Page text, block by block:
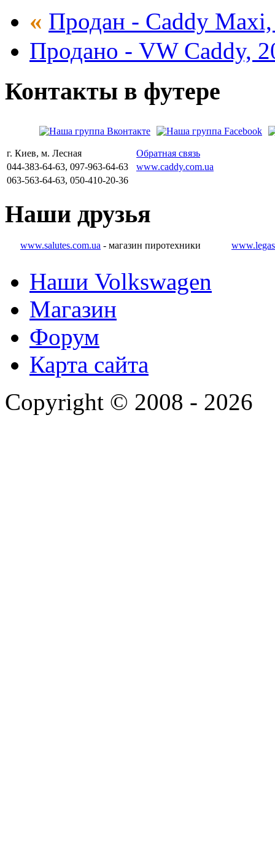
« Продан - Caddy Maxi,
Продано - VW Caddy,
Контакты в футере
г. Киев, м. Лесная
Обратная связь
044-383-64-63, 097-963-64-63
www.caddy.com.ua
063-563-64-63, 050-410-20-36
Наши друзья
www.salutes.com.ua - магазин пиротехники
Наши Volkswagen
Магазин
Форум
Карта сайта
Copyright © 2008 - 2026